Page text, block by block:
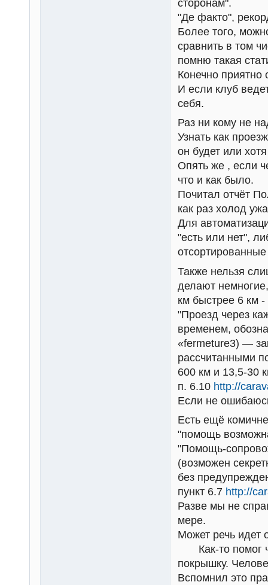
сторонам".
"Де факто",
Более того,
сравнить в том
помню такая
Конечно приятно
И если клуб
себя.
Раз ни кому не
Узнать как
он будет или
Опять же , если
что и как было.
Почитал отчёт
как раз холод
Для
"есть или нет",
Также нельзя
делают
км быстрее 6 км
"Проезд через
временем,
«fermeture3) —
рассчитанными
600 км и 13,5-30
п. 6.10 http://
Если не
Есть ещё
"помощь
"Помощь-
(возможен
без
пункт 6.7 http://
Разве мы не
мере.
Может речь идет
Как-то помог
покрышку.
Вспомнил это